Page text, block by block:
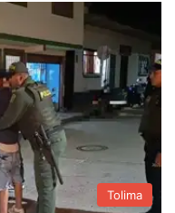
Tolima